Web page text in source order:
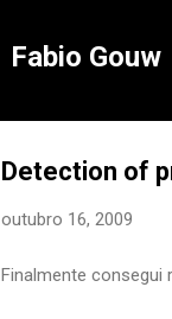
Fabio Gouw
Detection of
outubro 16, 2009
Finalmente consegui